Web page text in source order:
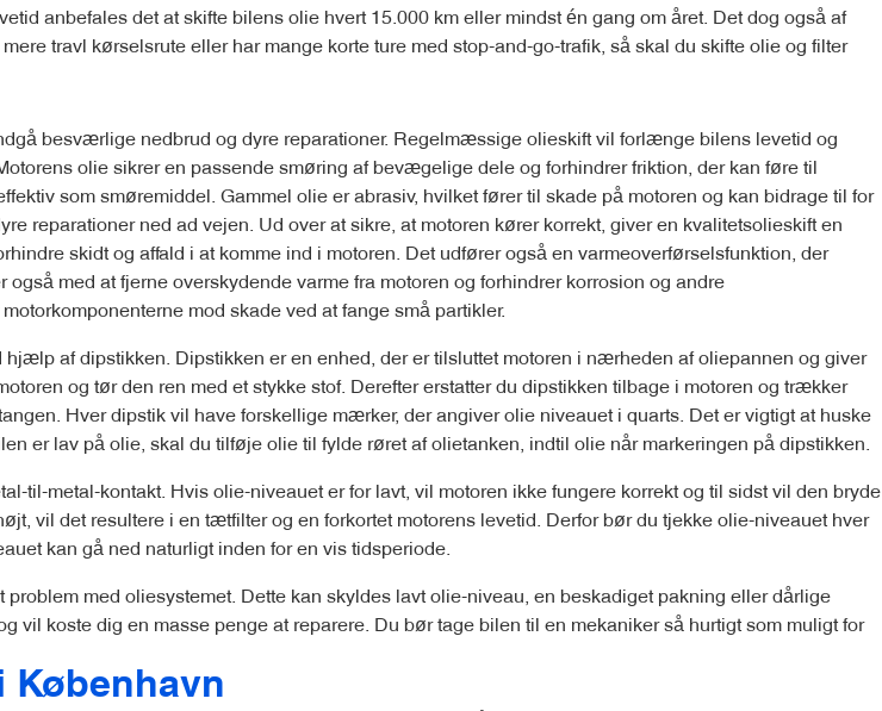
anbefales det at skifte bilens olie hvert 15.000 km eller mindst én gang om året. Det dog også af
travl kørselsrute eller har mange korte ture med stop-and-go-trafik, så skal du skifte olie og filter
besværlige nedbrud og dyre reparationer. Regelmæssige olieskift vil forlænge bilens levetid og
olie sikrer en passende smøring af bevægelige dele og forhindrer friktion, der kan føre til
som smøremiddel. Gammel olie er abrasiv, hvilket fører til skade på motoren og kan bidrage til for
reparationer ned ad vejen. Ud over at sikre, at motoren kører korrekt, giver en kvalitetsolieskift en
skidt og affald i at komme ind i motoren. Det udfører også en varmeoverførselsfunktion, der
med at fjerne overskydende varme fra motoren og forhindrer korrosion og andre
mod skade ved at fange små partikler.
af dipstikken. Dipstikken er en enhed, der er tilsluttet motoren i nærheden af ​​oliepannen og giver
og tør den ren med et stykke stof. Derefter erstatter du dipstikken tilbage i motoren og trækker
Hver dipstik vil have forskellige mærker, der angiver olie niveauet i quarts. Det er vigtigt at huske
er lav på olie, skal du tilføje olie til fylde røret af olietanken, indtil olie når markeringen på dipstikken.
til-metal-kontakt. Hvis olie-niveauet er for lavt, vil motoren ikke fungere korrekt og til sidst vil den bryde
vil det resultere i en tætfilter og en forkortet motorens levetid. Derfor bør du tjekke olie-niveauet hver
kan gå ned naturligt inden for en vis tidsperiode.
med oliesystemet. Dette kan skyldes lavt olie-niveau, en beskadiget pakning eller dårlige
koste dig en masse penge at reparere. Du bør tage bilen til en mekaniker så hurtigt som muligt for
København